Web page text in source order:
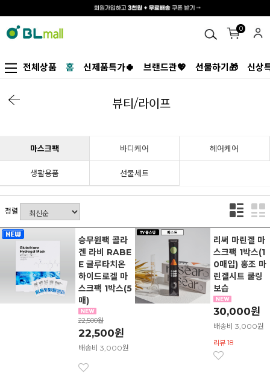
0
전체상품 홈 신제품특가🍀 브랜드관💖 선물하기🎁 신상
뷰티/라이프
마스크팩 바디케어 헤어케어
생활용품 선물세트
정렬
승무원팩 콜라
겐 라비 RABE
E 글루타치온
하이드로겔 마
스크팩 1박스(5
매)
22,500원
22,500원
배송비 3,000원
리써 마린겔 마
스크팩 1박스(1
0매입) 홍조 마
린겔시트 쿨링
보습
30,000원
배송비 3,000원
리뷰 18